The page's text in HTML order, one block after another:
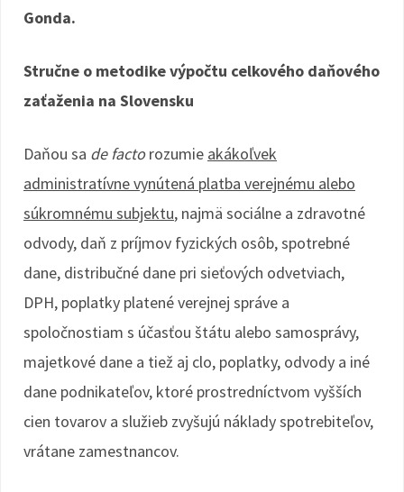
Gonda.
Stručne o metodike výpočtu celkového daňového
zaťaženia na Slovensku
Daňou sa de factorozumie akákoľvek
administratívne vynútená platba verejnému alebo
súkromnému subjektu, najmä sociálne a zdravotné
odvody, daň z príjmov fyzických osôb, spotrebné
dane, distribučné dane pri sieťových odvetviach,
DPH, poplatky platené verejnej správe a
spoločnostiam s účasťou štátu alebo samosprávy,
majetkové dane a tiež aj clo, poplatky, odvody a iné
dane podnikateľov, ktoré prostredníctvom vyšších
cien tovarov a služieb zvyšujú náklady spotrebiteľov,
vrátane zamestnancov.